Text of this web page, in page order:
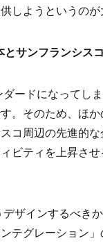
しようというのが
サンフランシス
ードになってし
。そのため、ほ
周辺の先進的な
ビティを上昇さ
ザインするべき
テグレーション